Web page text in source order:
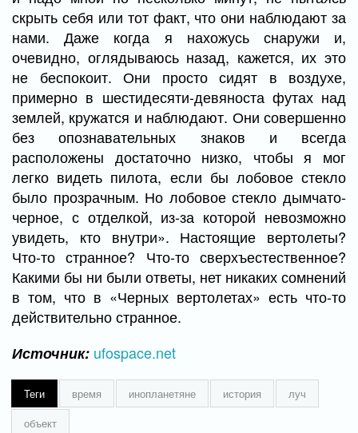
скрыть себя или тот факт, что они наблюдают за
нами. Даже когда я нахожусь снаружи и,
очевидно, оглядываюсь назад, кажется, их это
не беспокоит. Они просто сидят в воздухе,
примерно в шестидесяти-девяноста футах над
землей, кружатся и наблюдают. Они совершенно
без опознавательных знаков и всегда
расположены достаточно низко, чтобы я мог
легко видеть пилота, если бы лобовое стекло
было прозрачным. Но лобовое стекло дымчато-
черное, с отделкой, из-за которой невозможно
увидеть, кто внутри». Настоящие вертолеты?
Что-то странное? Что-то сверхъестественное?
Какими бы ни были ответы, нет никаких сомнений
в том, что в «Черных вертолетах» есть что-то
действительно странное.
Источник: ufospace.net
Теги время инопланетяне история
луч
объект